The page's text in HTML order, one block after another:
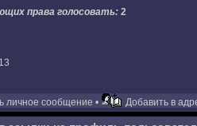
права голосовать: 2
личное сообщение • Добавить в